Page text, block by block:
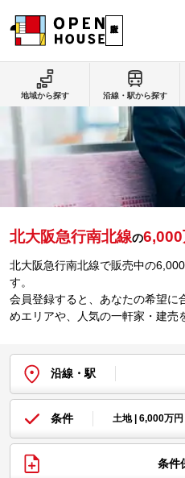
北大阪急行南北線の
北大阪急行南北線で販売中の
す。
会員登録すると、あなたの希望に
めエリアや、人気の一軒家・建売
沿線・駅
条件 土地 | 6,000万
条件
地域から探す 沿線・駅から探す